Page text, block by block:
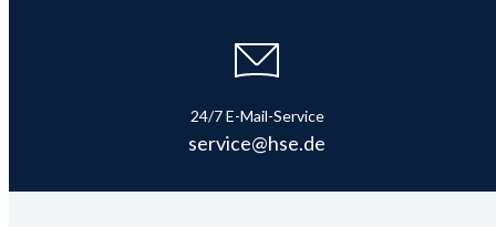
24/7 E-Mail-Service
service@hse.de